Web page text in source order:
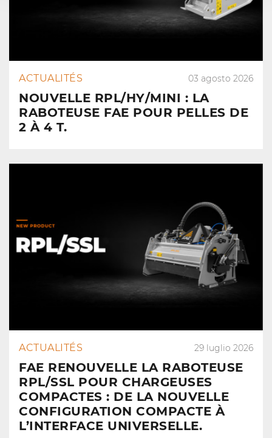
ACTUALITÉS 03 agosto 2026
NOUVELLE RPL/HY/MINI : LA
RABOTEUSE FAE POUR PELLES DE
2 À 4 T.
ACTUALITÉS 29 luglio 2026
FAE RENOUVELLE LA RABOTEUSE
RPL/SSL POUR CHARGEUSES
COMPACTES : DE LA NOUVELLE
CONFIGURATION COMPACTE À
L’INTERFACE UNIVERSELLE.